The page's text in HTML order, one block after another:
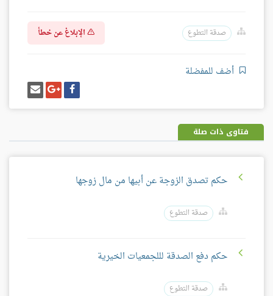
صدقة التطوع الإبلاغ عن خطأ
أضف للمفضلة
شارك
على
فيسبوك
شارك
على
غوغل
بلس
إرسل
إيميل
فتاوى ذات صلة
حكم تصدق الزوجة عن أبيها من مال زوجها
صدقة التطوع
حكم دفع الصدقة لللجمعيات الخيرية
صدقة التطوع